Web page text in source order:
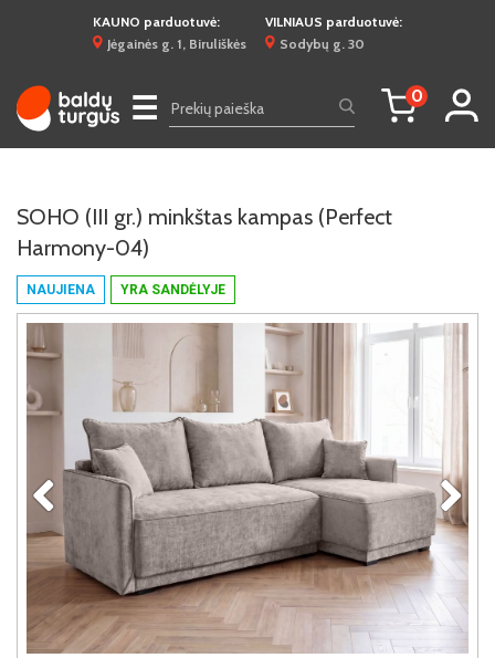
KAUNO parduotuvė:
Jėgainės g. 1, Biruliškės
VILNIAUS parduotuvė:
Sodybų g. 30
☰ 0
NAUJIENA YRA SANDĖLYJE
SOHO (III gr.) minkštas kampas (Perfect
Harmony-04)